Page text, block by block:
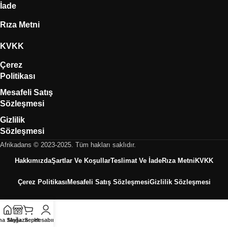
İade
Rıza Metni
KVKK
Çerez
Politikası
Mesafeli Satış
Sözleşmesi
Gizlilik
Sözleşmesi
Afrikadans © 2023-2025. Tüm hakları saklıdır.
HakkımızdaŞartlar Ve KoşullarTeslimat Ve İadeRıza Metni KVKK
Çerez Politikası Mesafeli Satış SözleşmesiGizlilik Sözleşmesi
Sayfa
MağazaSepetHesabım